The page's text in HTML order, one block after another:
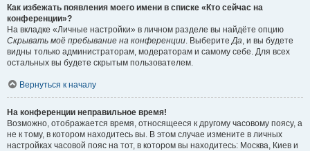
Как избежать появления моего имени в списке «Кто сейчас на
конференции»?
На вкладке «Личные настройки» в личном разделе вы найдёте опцию
Скрывать моё пребывание на конференции. ВыберитеДа, и вы будете
видны только администраторам, модераторам и самому себе. Для всех
остальных вы будете скрытым пользователем.
Вернуться к началу
На конференции неправильное время!
Возможно, отображается время, относящееся к другому часовому поясу, а
не к тому, в котором находитесь вы. В этом случае измените в личных
настройках часовой пояс на тот, в котором вы находитесь: Москва, Киев и